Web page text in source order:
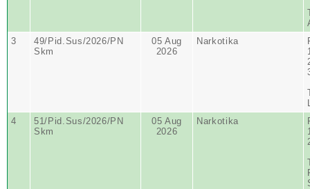
3
49/Pid.Sus/2026/PN
Skm
05 Aug
2026
Narkotika
4
51/Pid.Sus/2026/PN
Skm
05 Aug
2026
Narkotika